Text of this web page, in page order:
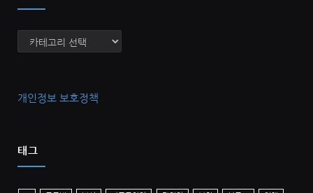
테
개인정보 보호정책
태그